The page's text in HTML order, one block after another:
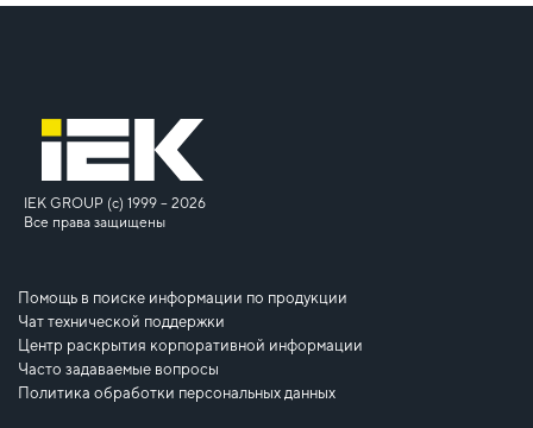
IEK GROUP (c) 1999 – 2026
Все права защищены
Помощь в поиске информации по продукции
Чат технической поддержки
Центр раскрытия корпоративной информации
Часто задаваемые вопросы
Политика обработки персональных данных